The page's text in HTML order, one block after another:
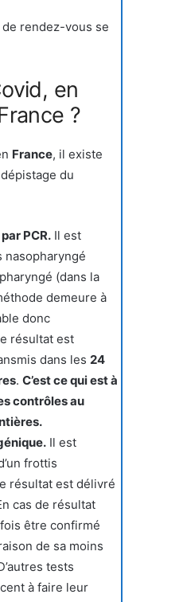
rendez-vous se
en
?
France, il existe
du
PCR. Il est
nasopharyngé
(dans la
demeure à
donc
résultat est
dans les 24
. C’est ce qui est à
contrôles au
Il est
frottis
résultat est délivré
cas de résultat
être confirmé
de sa moins
tests
à faire leur